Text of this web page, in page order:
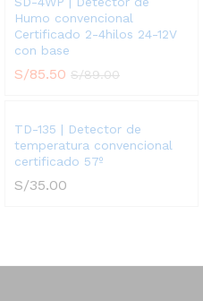
Humo convencional
Certificado 2-4hilos 24-12V
con base
S/85.50 S/89.00
TD-135 | Detector de
temperatura convencional
certificado 57º
S/35.00